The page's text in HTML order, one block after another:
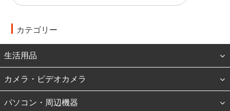
カテゴリー
生活用品
カメラ・ビデオカメラ
パソコン・周辺機器